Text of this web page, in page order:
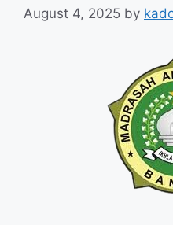
August 4, 2025 by